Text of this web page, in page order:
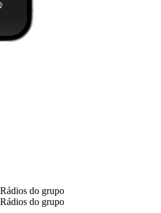
do grupo
do grupo